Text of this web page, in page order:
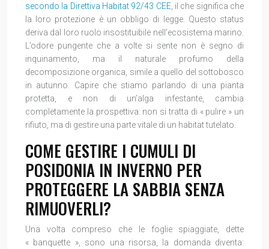
secondo la Direttiva Habitat 92/43 CEE, il che significa che
la loro protezione è un obbligo di legge. Questo status
deriva dal loro ruolo insostituibile nell’ecosistema marino.
L’odore pungente che a volte si sente non è segno di
inquinamento, ma il naturale profumo della
decomposizione organica, simile a quello del sottobosco
in autunno. Capire che stiamo parlando di una pianta
protetta, e non di un’alga infestante, cambia
completamente la prospettiva: non si tratta di « pulire » un
rifiuto, ma di gestire una parte vitale di un habitat tutelato.
COME GESTIRE I CUMULI DI
POSIDONIA IN INVERNO PER
PROTEGGERE LA SABBIA SENZA
RIMUOVERLI?
Una volta compreso che le foglie spiaggiate, dette
« banquette », sono una risorsa, la domanda diventa: